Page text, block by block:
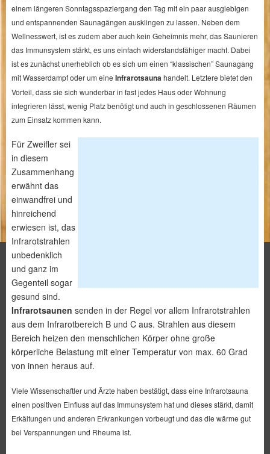
einem längeren Sonntagsspaziergang den Tag mit ein paar ausgiebigen
und entspannenden Saunagängen ausklingen zu lassen. Neben dem
Wellnesswert, ist es zudem aber auch kein Geheimnis mehr, das Saunieren
das Immunsystem stärkt, es uns einfach widerstandsfähiger macht. Dabei
ist es zunächst unerheblich ob es sich um einen “klassischen” Saunagang
mit Wasserdampf oder um eine Infrarotsauna handelt. Letztere bietet den
Vorteil, dass sie sich wunderbar in fast jedes Haus oder Wohnung
integrieren lässt, wenig Platz benötigt und auch in geschlossenen Räumen
zum Einsatz kommen kann.
Für Zweifler sei
in diesem
Zusammenhang
erwähnt das
einwandfrei und
hinreichend
erwiesen ist, das
Infrarotstrahlen
unbedenklich
und ganz im
Gegenteil sogar
gesund sind.
Infrarotsaunen senden in der Regel vor allem Infrarotstrahlen
aus dem Infrarotbereich B und C aus. Strahlen aus diesem
Bereich heizen den menschlichen Körper ohne große
körperliche Belastung mit einer Temperatur von max. 60 Grad
von innen heraus auf.
Viele Wissenschaftler und Ärzte haben bestätigt, dass eine Infrarotsauna
einen positiven Einfluss auf das Immunsystem hat und dieses stärkt, damit
Erkältungen und anderen Erkrankungen vorbeugt und das die wärme gut
bei Verspannungen und Rheuma ist.